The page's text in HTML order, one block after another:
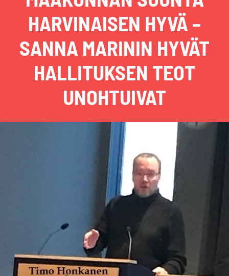
HARVINAISEN HYVÄ –
SANNA MARININ HYVÄT
HALLITUKSEN TEOT
UNOHTUIVAT